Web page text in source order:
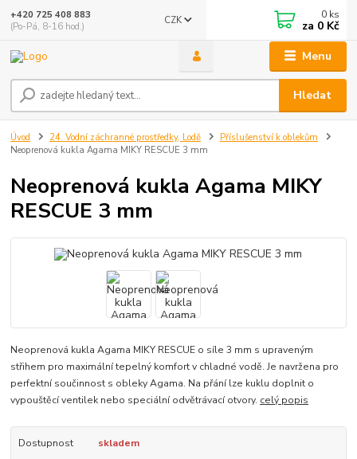
Menu
CZK
Hledat
+420 725 408 883
(Po-Pá, 8-16 hod.)
0 ks
za 0 Kč
Úvod 24. Vodní záchranné prostředky, Lodě
Příslušenství k oblekům
Neoprenová kukla Agama MIKY RESCUE 3 mm
Neoprenová kukla Agama MIKY
RESCUE 3 mm
Neoprenová kukla Agama MIKY RESCUE o síle 3 mm s upraveným
střihem pro maximální tepelný komfort v chladné vodě. Je navržena pro
perfektní součinnost s obleky Agama. Na přání lze kuklu doplnit o
vypouštěcí ventilek nebo speciální odvětrávací otvory. celý popis
Dostupnost skladem